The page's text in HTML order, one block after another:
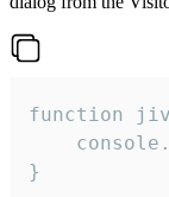
function
}